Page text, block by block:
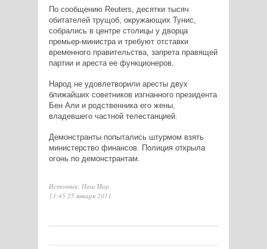
По сообщению Reuters, десятки тысяч
обитателей трущоб, окружающих Тунис,
собрались в центре столицы у дворца
премьер-министра и требуют отставки
временного правительства, запрета правящей
партии и ареста ее функционеров.
Народ не удовлетворили аресты двух
ближайших советников изгнанного президента
Бен Али и родственника его жены,
владевшего частной телестанцией.
Демонстранты попытались штурмом взять
министерство финансов. Полиция открыла
огонь по демонстрантам.
Источник: Наш Мир
13:45 25 января 2011